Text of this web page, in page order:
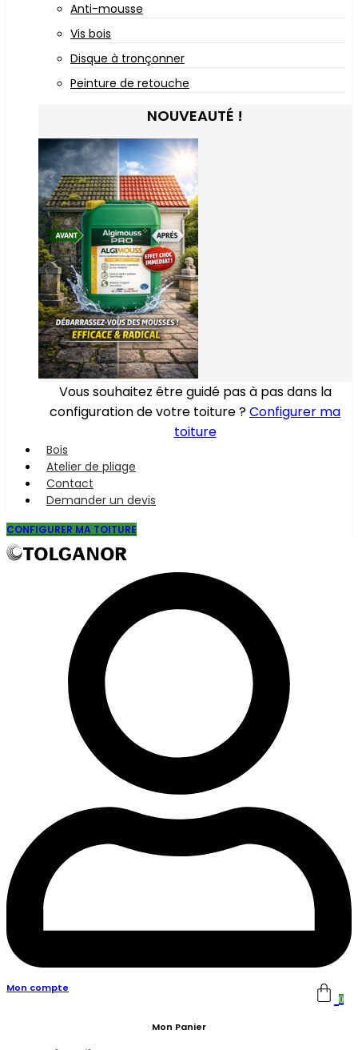
Anti-mousse
Vis bois
Disque à tronçonner
Peinture de retouche
NOUVEAUTÉ !
Vous souhaitez être guidé pas à pas dans la
configuration de votre toiture ?Configurer ma
toiture
Bois
Atelier de pliage
Contact
Demander un devis
CONFIGURER MA TOITURE
Mon compte
0
Mon Panier